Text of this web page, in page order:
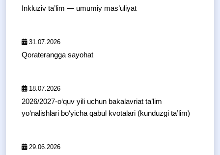
Inkluziv ta’lim — umumiy mas’uliyat
31.07.2026
Qoraterangga sayohat
18.07.2026
2026/2027-o‘quv yili uchun bakalavriat ta’lim
yo‘nalishlari bo‘yicha qabul kvotalari (kunduzgi ta’lim)
29.06.2026